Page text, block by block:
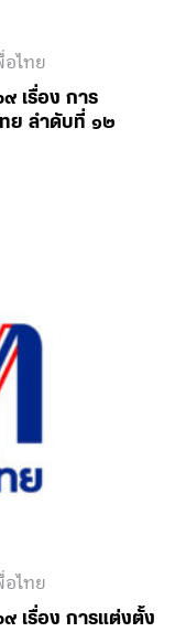
ไทย
เรื่อง การ
ทย ลำดับที่ ๑๒
ไทย
เรื่อง การแต่งตั้ง